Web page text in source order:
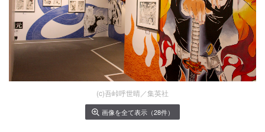
(c)吾峠呼世晴／集英社
画像を全て表示（28件）